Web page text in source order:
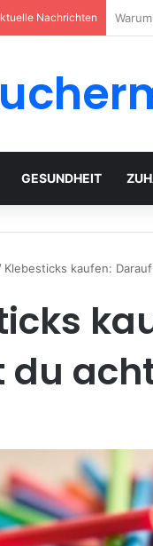
Nachrichten
GESUNDHEIT
Klebesticks kaufen:
du